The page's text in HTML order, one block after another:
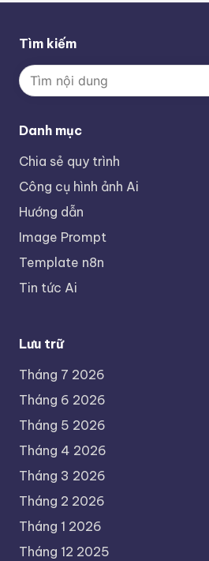
Tìm kiếm
Danh mục
Chia sẻ quy trình
Công cụ hình ảnh Ai
Hướng dẫn
Image Prompt
Template n8n
Tin tức Ai
Lưu trữ
Tháng 7 2026
Tháng 6 2026
Tháng 5 2026
Tháng 4 2026
Tháng 3 2026
Tháng 2 2026
Tháng 1 2026
Tháng 12 2025